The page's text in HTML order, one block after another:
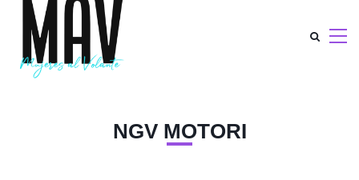
NGV MOTORI